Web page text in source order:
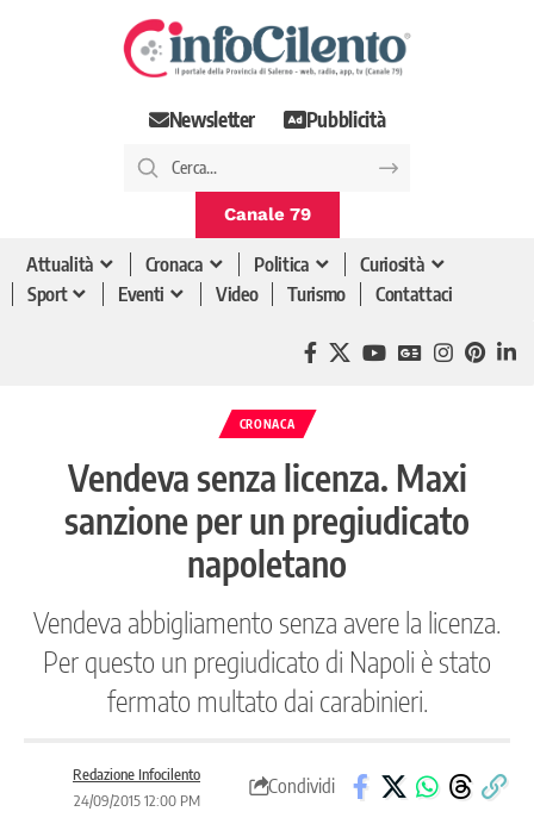
Newsletter Pubblicità
Canale 79
Attualità Cronaca Politica
Curiosità
Sport
Eventi Video Turismo Contattaci
CRONACA
Vendeva senza licenza. Maxi
sanzione per un pregiudicato
napoletano
Vendeva abbigliamento senza avere la licenza.
Per questo un pregiudicato di Napoli è stato
fermato multato dai carabinieri.
Redazione Infocilento
24/09/2015 12:00 PM
Condividi